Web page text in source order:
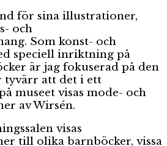
för sina illustrationer,
och
Som konst- och
speciell inriktning på
är jag fokuserad på den
tyvärr att det i ett
museet visas mode- och
av Wirsén.
visas
till olika barnböcker, vissa